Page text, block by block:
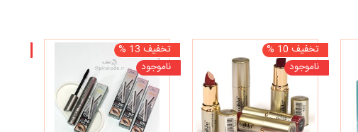
تخفیف 10 %
ناموجود
تخفیف 13 %
ناموجود